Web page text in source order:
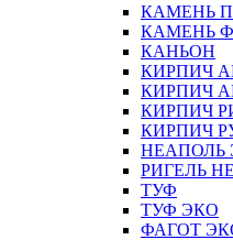
КАМЕНЬ
КАМЕНЬ
КАНЬОН
КИРПИЧ
КИРПИЧ
КИРПИЧ
КИРПИЧ
НЕАПОЛЬ
РИГЕЛЬ
ТУФ
ТУФ ЭКО
ФАГОТ